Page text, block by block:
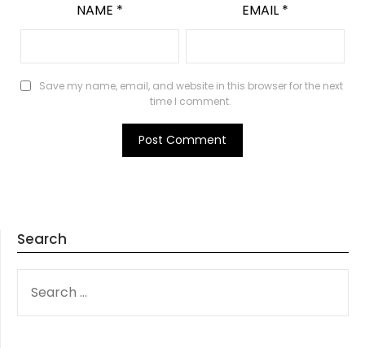
NAME * EMAIL *
Save my name, email, and website in this browser for the next
time I comment.
Search
FOR: